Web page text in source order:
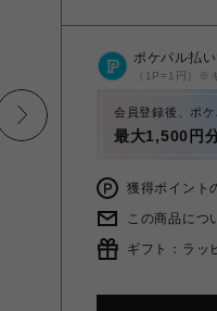
ポケパル払
（1P=1円）※
会員登録後、ポ
最大1,500円
獲得ポイント
この商品につ
ギフト：ラッ